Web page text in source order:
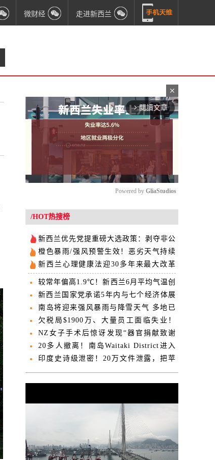
微财经 走进新西兰
arrow_forward_ios 閱讀文章
Powered by GliaStudios
close
/HOT热搜榜
新西兰优先党提重磅大选政策：剥夺非公
民大选投票权
橙色暴雨/强风预警生效！恶劣天气持续
多天！NZ将迎今年最大降雪！
新西兰心理健康法迎30多年来最大改革
国会通过历史性法案
较常年偏高1.9℃！新西兰6月平均气温创
百年来最高
新西兰国家党承诺5年内与七个经济体展
开贸易谈判
南岛将迎来强风暴雨与降雪天气 多地已
发布红色及橙色预警
欠税局$1900万、大量员工面临失业！
NZ苹果种植巨头被清算接管
NZ女子手术后惊讶发现“器官捐献致谢
卡”，得知真相愤怒投诉
20多人撤离！南岛Waitaki District进入
紧急状态
印度史诗级泄密！20万文件泄露，把苹
果扒得一丝不挂